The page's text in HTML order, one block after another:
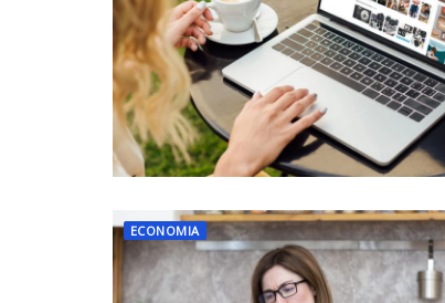
ECONOMIA